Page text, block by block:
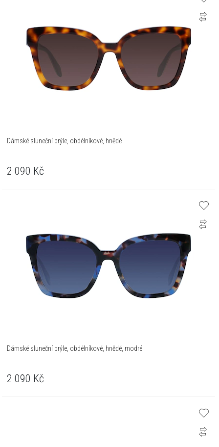
Dámské sluneční brýle, obdélníkové, hnědé
2 090 Kč
Dámské sluneční brýle, obdélníkové, hnědé, modré
2 090 Kč